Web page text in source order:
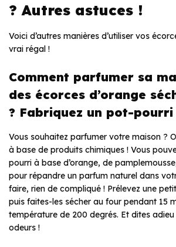
? Autres astuces !
Voici d’autres manières d’utiliser vos
vrai régal !
Comment parfumer sa
des écorces d’orange
? Fabriquez un pot-pourri
Vous souhaitez parfumer votre maison ?
à base de produits chimiques ! Vous
pourri à base d’orange, de
pour répandre un parfum naturel dans
faire, rien de compliqué ! Prélevez une
puis faites-les sécher au four pendant 15
température de 200 degrés. Et dites
odeurs !